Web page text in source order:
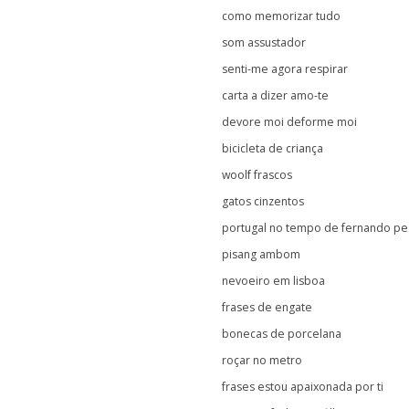
como memorizar tudo
som assustador
senti-me agora respirar
carta a dizer amo-te
devore moi deforme moi
bicicleta de criança
woolf frascos
gatos cinzentos
portugal no tempo de fernando
pisang ambom
nevoeiro em lisboa
frases de engate
bonecas de porcelana
roçar no metro
frases estou apaixonada por ti